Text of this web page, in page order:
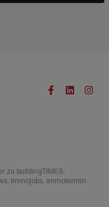
zu buildingTIMES,
immojobs, immotermin